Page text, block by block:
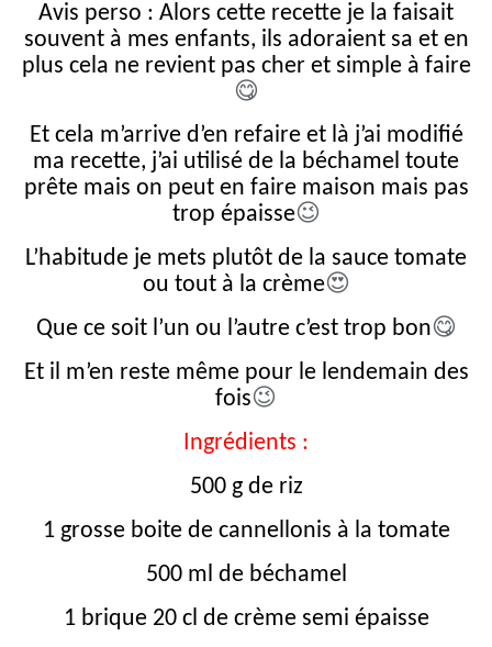
Avis perso : Alors cette recette je la faisait
souvent à mes enfants, ils adoraient sa et en
plus cela ne revient pas cher et simple à faire
😋
Et cela m’arrive d’en refaire et là j’ai modifié
ma recette, j’ai utilisé de la béchamel toute
prête mais on peut en faire maison mais pas
trop épaisse😉
L’habitude je mets plutôt de la sauce tomate
ou tout à la crème😍
Que ce soit l’un ou l’autre c’est trop bon😋
Et il m’en reste même pour le lendemain des
fois😉
Ingrédients :
500 g de riz
1 grosse boite de cannellonis à la tomate
500 ml de béchamel
1 brique 20 cl de crème semi épaisse